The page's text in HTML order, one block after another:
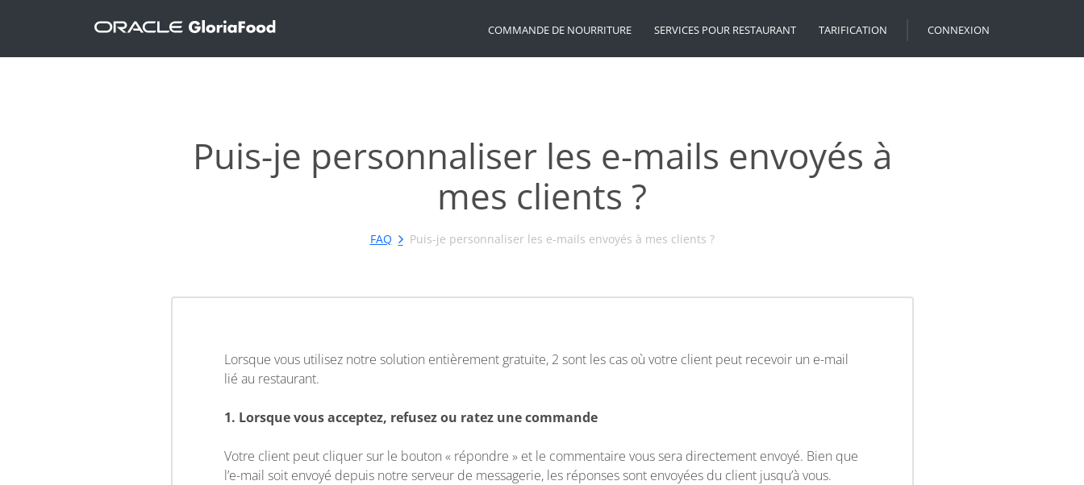
COMMANDE DE NOURRITURE SERVICES POUR RESTAURANT TARIFICATION CONNEXION
Puis-je personnaliser les e-mails envoyés à
mes clients ?
FAQ Puis-je personnaliser les e-mails envoyés à mes clients ?
Lorsque vous utilisez notre solution entièrement gratuite, 2 sont les cas où votre client peut recevoir un e-mail
lié au restaurant.
1. Lorsque vous acceptez, refusez ou ratez une commande
Votre client peut cliquer sur le bouton « répondre » et le commentaire vous sera directement envoyé. Bien que
l’e-mail soit envoyé depuis notre serveur de messagerie, les réponses sont envoyées du client jusqu’à vous.